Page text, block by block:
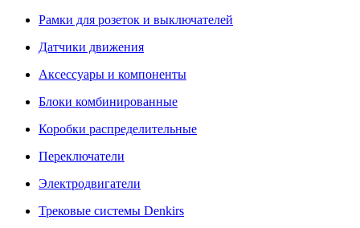
Рамки для розеток и выключателей
Датчики движения
Аксессуары и компоненты
Блоки комбинированные
Коробки распределительные
Переключатели
Электродвигатели
Трековые системы Denkirs